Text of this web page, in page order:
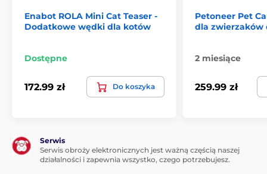
Główne funkcje
Enabot ROLA Mini Cat Teaser -
Dodatkowe wędki dla kotów
Dostępne
172.99 zł Do koszyka
Petoneer Pet
dla zwierzaków
2 miesiące
259.99 zł
Serwis
Serwis obroży elektronicznych jest ważną częścią naszej
działalności i zapewnia wszystko, czego potrzebujesz.